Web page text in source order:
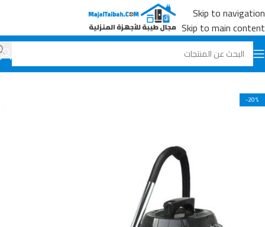
Skip to navigation
Skip to main content
بدون تصنيف
-20%